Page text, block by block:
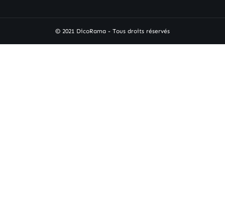
© 2021 DicoRama - Tous droits réservés